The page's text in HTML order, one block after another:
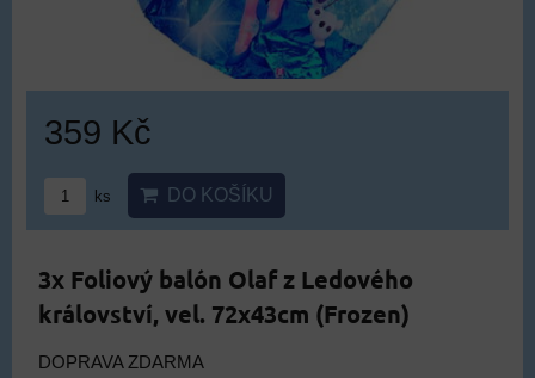
359 Kč
ks DO KOŠÍKU
3x Foliový balón Olaf z Ledového
království, vel. 72x43cm (Frozen)
DOPRAVA ZDARMA